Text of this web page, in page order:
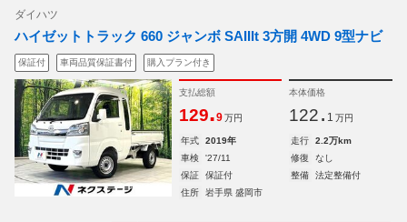
ダイハツ
ハイゼットトラック 660 ジャンボ SAIIIt 3方開 4WD 9型ナビ
保証付 車両品質保証書付 購入プラン付き
支払総額
129.9 万円
本体価格
122. 1 万円
年式 2019年 走行
2.2万km
車検
'27/11 修復
なし
保証
保証付 整備
法定整備付
住所
岩手県 盛岡市